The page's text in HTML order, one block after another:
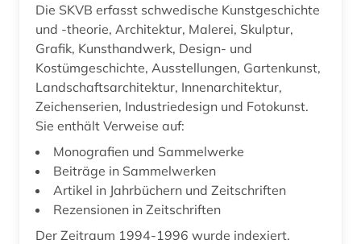
Die SKVB erfasst schwedische Kunstgeschichte
und -theorie, Architektur, Malerei, Skulptur,
Grafik, Kunsthandwerk, Design- und
Kostümgeschichte, Ausstellungen, Gartenkunst,
Landschaftsarchitektur, Innenarchitektur,
Zeichenserien, Industriedesign und Fotokunst.
Sie enthält Verweise auf:
Monografien und Sammelwerke
Beiträge in Sammelwerken
Artikel in Jahrbüchern und Zeitschriften
Rezensionen in Zeitschriften
Der Zeitraum 1994-1996 wurde indexiert.